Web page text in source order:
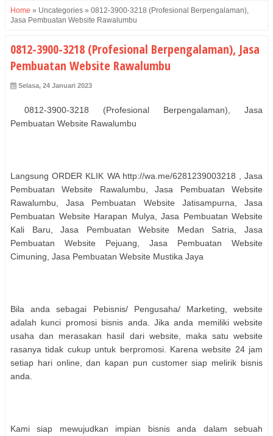
Home » Uncategories » 0812-3900-3218 (Profesional Berpengalaman),
Jasa Pembuatan Website Rawalumbu
0812-3900-3218 (Profesional Berpengalaman), Jasa
Pembuatan Website Rawalumbu
Selasa, 24 Januari 2023
0812-3900-3218 (Profesional Berpengalaman), Jasa
Pembuatan Website Rawalumbu
Langsung ORDER KLIK WA http://wa.me/6281239003218 , Jasa
Pembuatan Website Rawalumbu, Jasa Pembuatan Website
Rawalumbu, Jasa Pembuatan Website Jatisampurna, Jasa
Pembuatan Website Harapan Mulya, Jasa Pembuatan Website
Kali Baru, Jasa Pembuatan Website Medan Satria, Jasa
Pembuatan Website Pejuang, Jasa Pembuatan Website
Cimuning, Jasa Pembuatan Website Mustika Jaya
Bila anda sebagai Pebisnis/ Pengusaha/ Marketing, website
adalah kunci promosi bisnis anda. Jika anda memiliki website
usaha dan merasakan hasil dari website, maka satu website
rasanya tidak cukup untuk berpromosi. Karena website 24 jam
setiap hari online, dan kapan pun customer siap melirik bisnis
anda.
Kami siap mewujudkan impian bisnis anda dalam sebuah